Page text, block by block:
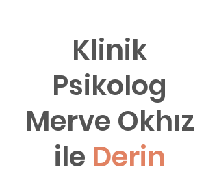
Klinik
Psikolog
Merve Okhız
ile Derin